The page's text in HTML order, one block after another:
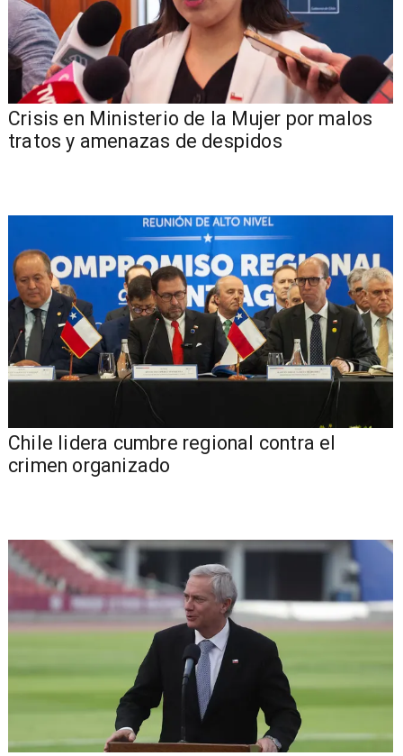
Crisis en Ministerio de la Mujer por malos
tratos y amenazas de despidos
Chile lidera cumbre regional contra el
crimen organizado